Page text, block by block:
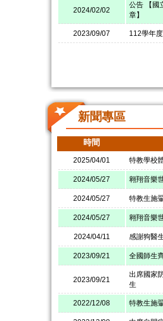
2024/02/02
公告 【國
章】
2023/09/07 112學年
新聞專區
時間
2025/04/01 特教學校
2024/05/27 翱翔音樂
2024/05/27 特教生施
2024/05/27 翱翔音樂
2024/04/11 感謝狗醫
2023/09/21 全國師生
2023/09/21
出席國家
生
2022/12/08 特教生施